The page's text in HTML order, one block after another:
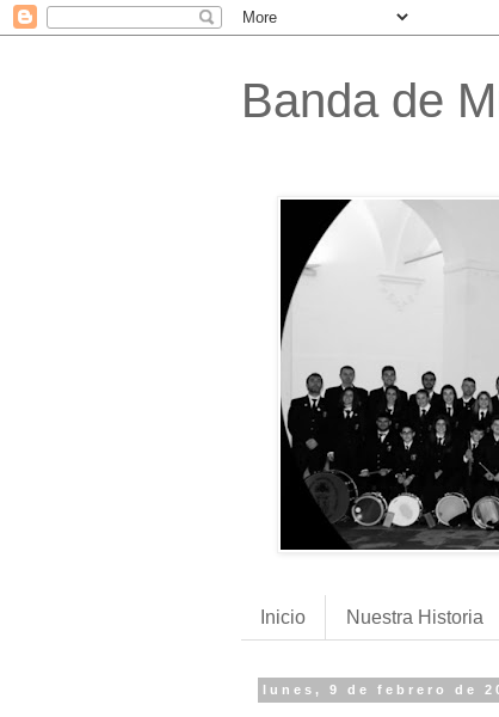
Banda de
Inicio Nuestra Historia
lunes, 9 de febrero de